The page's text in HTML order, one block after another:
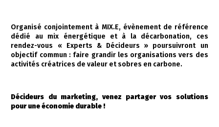
Organisé conjointement à MIX.E, évènement de référence
dédié au mix énergétique et à la décarbonation, ces
rendez-vous « Experts & Décideurs » poursuivront un
objectif commun : faire grandir les organisations vers des
activités créatrices de valeur et sobres en carbone.
Décideurs du marketing, venez partager vos solutions
pour une économie durable !